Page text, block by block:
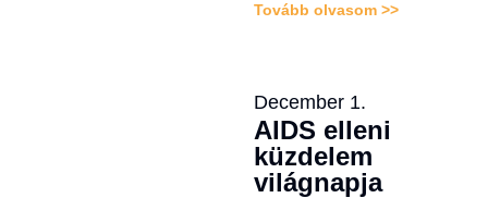
Tovább olvasom >>
December 1.
AIDS elleni
küzdelem
világnapja